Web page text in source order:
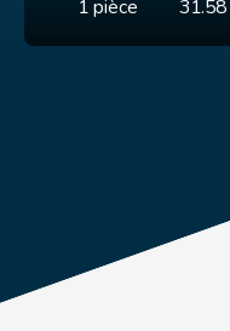
1pièce 31.58